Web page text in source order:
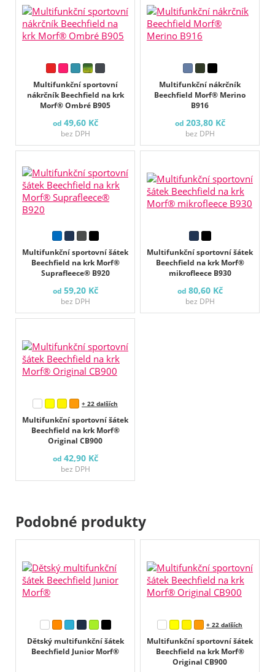
Multifunkční sportovní
nákrčník Beechfield na krk
Morf® Ombré B905
od 49,60 Kč
bez DPH
Multifunkční nákrčník
Beechfield Morf® Merino
B916
od 203,80 Kč
bez DPH
Multifunkční sportovní šátek
Beechfield na krk Morf®
Suprafleece® B920
od 59,20 Kč
bez DPH
Multifunkční sportovní šátek
Beechfield na krk Morf®
mikrofleece B930
od 80,60 Kč
bez DPH
Multifunkční sportovní šátek
Beechfield na krk Morf®
Original CB900
+ 22 dalších
od 42,90 Kč
bez DPH
Podobné produkty
Dětský multifunkční šátek
Beechfield Junior Morf®
Multifunkční sportovní šátek
Beechfield na krk Morf®
Original CB900
+ 22 dalších